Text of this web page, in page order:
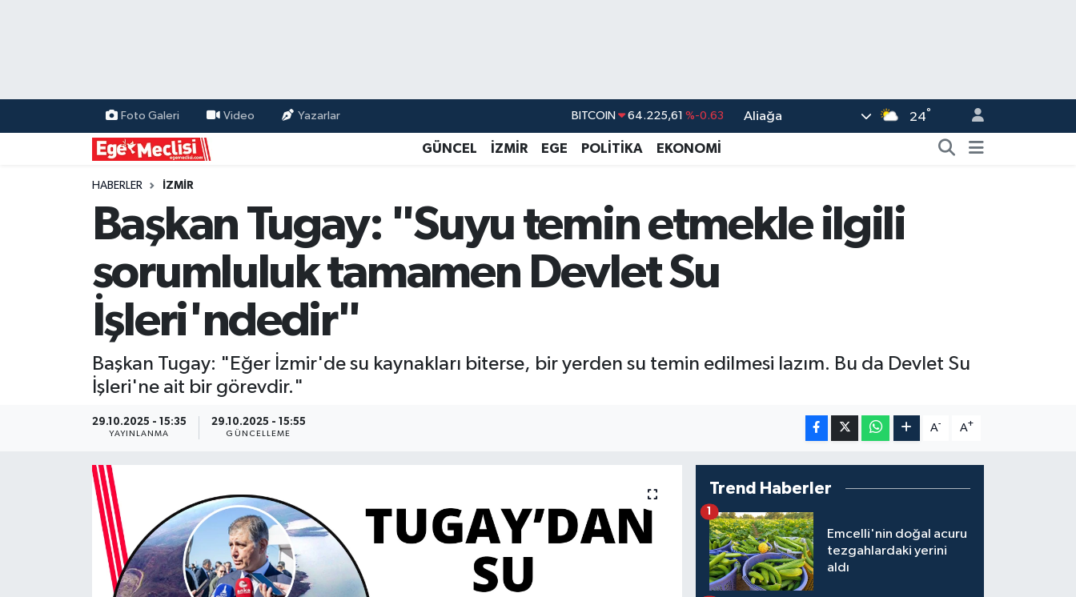
Foto Galeri Video Yazarlar DOLAR 47,7143 %0.16
EURO 55,0317 %-0.02
GRAM ALTIN
BİST100 13.799
Aliağa 24°
GÜNCEL İZMİR EGE POLİTİKA EKONOMİ
HABERLER İZMİR
Başkan Tugay: "Suyu temin etmekle ilgili
sorumluluk tamamen Devlet Su
İşleri'ndedir"
Başkan Tugay: "Eğer İzmir'de su kaynakları biterse, bir yerden su temin edilmesi lazım. Bu da Devlet Su
İşleri'ne ait bir görevdir."
29.10.2025 - 15:35
YAYINLANMA
29.10.2025 - 15:55
GÜNCELLEME
A- A+
Trend Haberler
Emcelli'nin doğal acuru
tezgahlardaki yerini
aldı
1
EKONOMİ
GÜNCEL
ÖZEL HABER
POLİTİKA
Programlar